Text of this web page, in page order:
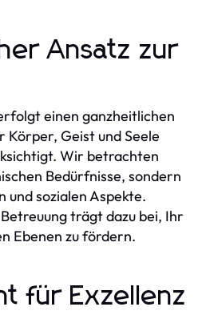
Ansatz zur
einen ganzheitlichen
Körper, Geist und Seele
Wir betrachten
Bedürfnisse, sondern
und sozialen Aspekte.
trägt dazu bei, Ihr
Ebenen zu fördern.
für Exzellenz